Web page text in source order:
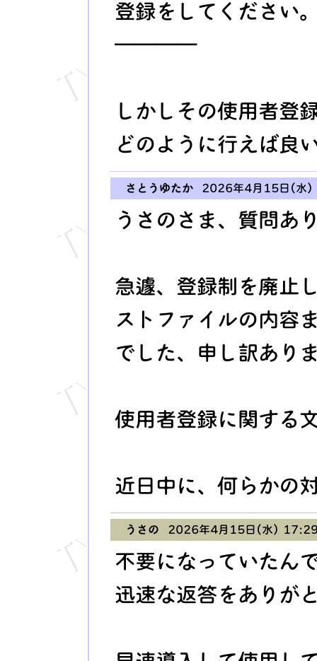
登録をしてください
――――
しかしその使用者登
どのように行えば良
さとうゆたか 2026年4月15日(水
うさのさま、質問あ
急遽、登録制を廃止
ストファイルの内容
でした、申し訳あり
使用者登録に関する
近日中に、何らかの
うさの 2026年4月15日(水)
不要になっていたん
迅速な返答をありが